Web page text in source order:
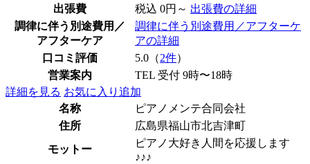
出張費
税込 0円～ 出張費の詳細
調律に伴う別途費用／
アフターケア
調律に伴う別途費用／アフターケ
アの詳細
口コミ評価
5.0（2件）
営業案内
TEL 受付 9時〜18時
詳細を見る お気に入り追加
名称
ピアノメンテ合同会社
住所
広島県福山市北吉津町
モットー
ピアノ大好き人間を応援します
♪♪♪